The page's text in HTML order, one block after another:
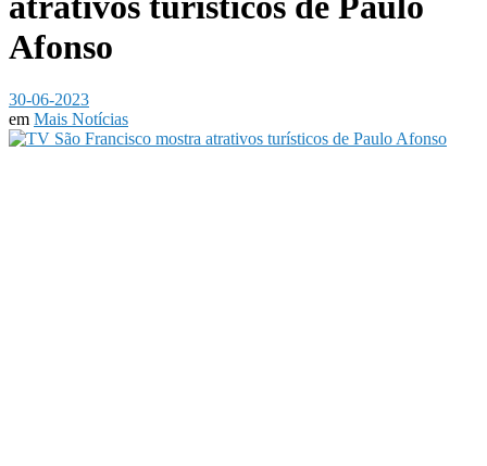
Afonso
30-06-2023
em Mais Notícias